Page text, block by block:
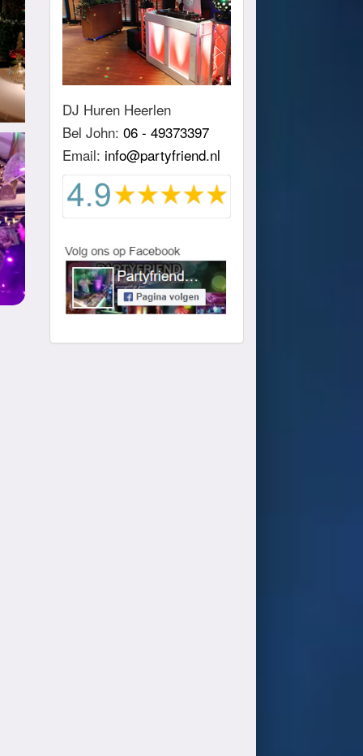
DJ Huren Heerlen
Bel John: 06 - 49373397
Email: info@partyfriend.nl